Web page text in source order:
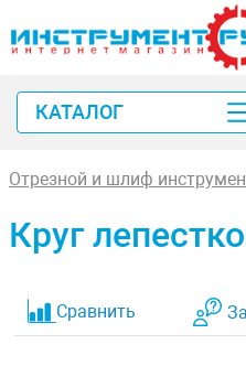
КАТАЛОГ
Отрезной и шлиф
Круг
Сравнить